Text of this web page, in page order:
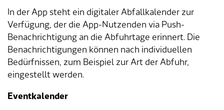
In der App steht ein digitaler Abfallkalender zur
Verfügung, der die App-Nutzenden via Push-
Benachrichtigung an die Abfuhrtage erinnert. Die
Benachrichtigungen können nach individuellen
Bedürfnissen, zum Beispiel zur Art der Abfuhr,
eingestellt werden.
Eventkalender
Sicherheit
Über Lengnau
Wirtschaft
Schnupperlehre / Lehrstelle
Gemeindenetzwerke